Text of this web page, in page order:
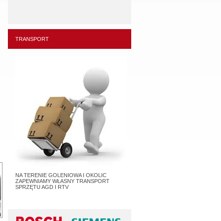
TRANSPORT
NA TERENIE GOLENIOWA I OKOLIC
ZAPEWNIAMY WŁASNY TRANSPORT
SPRZĘTU AGD I RTV